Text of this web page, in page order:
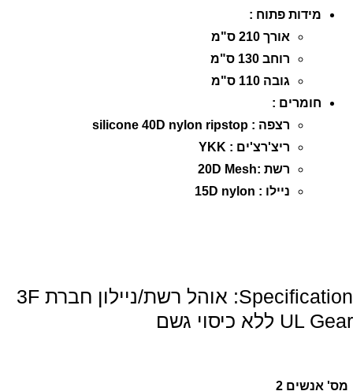
מידות פתוח :
אורך 210 ס"מ
רוחב 130 ס"מ
גובה 110 ס"מ
חומרים :
רצפה : silicone 40D nylon ripstop
ריצ'רצ'ים : YKK
רשת :20D Mesh
ניילו : 15D nylon
Specification:
אוהל רשת/ניילון חברת 3F
UL Gear ללא כיסוי גשם
מס' אנשים 2